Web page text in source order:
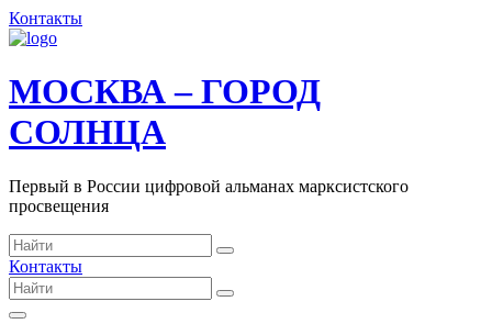
Контакты
МОСКВА – ГОРОД
СОЛНЦА
Первый в России цифровой альманах марксистского
просвещения
Контакты